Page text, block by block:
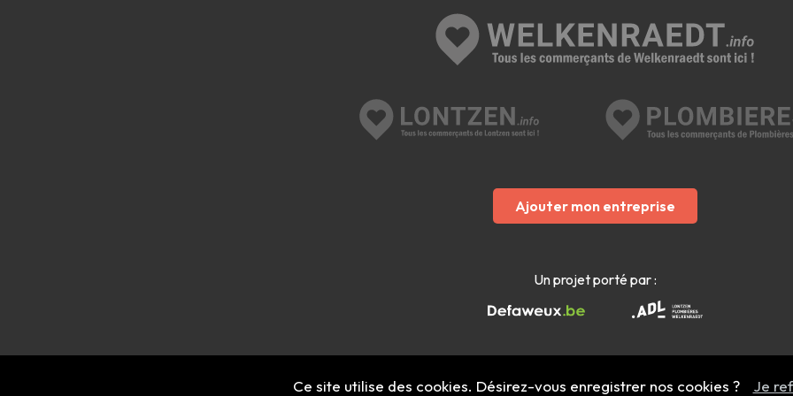
Ajouter mon entreprise
Un projet porté par :
Mentions légales- Copyright 2022 - 2026 welkenraedt.info
Ce site utilise des cookies. Désirez-vous enregistrer nos cookies ? Je